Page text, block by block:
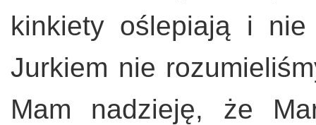
kinkiety oślepiają i
Jurkiem nie
Mam nadzieję, że